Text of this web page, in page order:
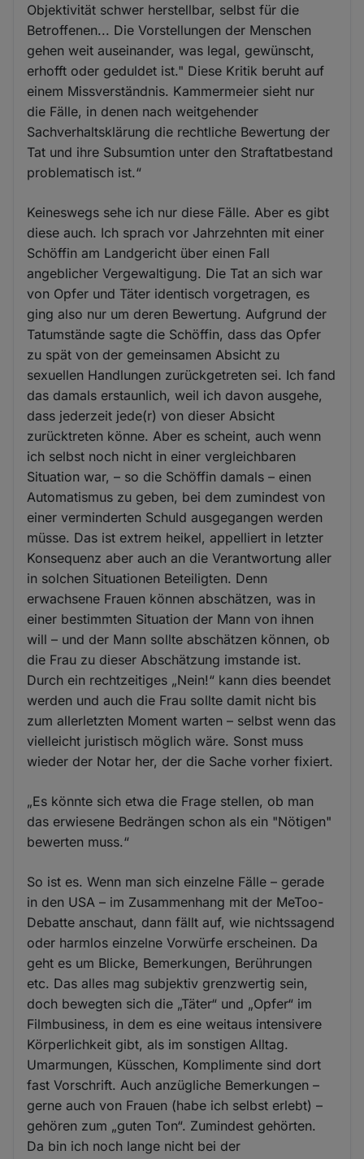
Objektivität schwer herstellbar, selbst für die
Betroffenen... Die Vorstellungen der Menschen
gehen weit auseinander, was legal, gewünscht,
erhofft oder geduldet ist." Diese Kritik beruht auf
einem Missverständnis. Kammermeier sieht nur
die Fälle, in denen nach weitgehender
Sachverhaltsklärung die rechtliche Bewertung der
Tat und ihre Subsumtion unter den Straftatbestand
problematisch ist.“
Keineswegs sehe ich nur diese Fälle. Aber es gibt
diese auch. Ich sprach vor Jahrzehnten mit einer
Schöffin am Landgericht über einen Fall
angeblicher Vergewaltigung. Die Tat an sich war
von Opfer und Täter identisch vorgetragen, es
ging also nur um deren Bewertung. Aufgrund der
Tatumstände sagte die Schöffin, dass das Opfer
zu spät von der gemeinsamen Absicht zu
sexuellen Handlungen zurückgetreten sei. Ich fand
das damals erstaunlich, weil ich davon ausgehe,
dass jederzeit jede(r) von dieser Absicht
zurücktreten könne. Aber es scheint, auch wenn
ich selbst noch nicht in einer vergleichbaren
Situation war, – so die Schöffin damals – einen
Automatismus zu geben, bei dem zumindest von
einer verminderten Schuld ausgegangen werden
müsse. Das ist extrem heikel, appelliert in letzter
Konsequenz aber auch an die Verantwortung aller
in solchen Situationen Beteiligten. Denn
erwachsene Frauen können abschätzen, was in
einer bestimmten Situation der Mann von ihnen
will – und der Mann sollte abschätzen können, ob
die Frau zu dieser Abschätzung imstande ist.
Durch ein rechtzeitiges „Nein!“ kann dies beendet
werden und auch die Frau sollte damit nicht bis
zum allerletzten Moment warten – selbst wenn das
vielleicht juristisch möglich wäre. Sonst muss
wieder der Notar her, der die Sache vorher fixiert.
„Es könnte sich etwa die Frage stellen, ob man
das erwiesene Bedrängen schon als ein "Nötigen"
bewerten muss.“
So ist es. Wenn man sich einzelne Fälle – gerade
in den USA – im Zusammenhang mit der MeToo-
Debatte anschaut, dann fällt auf, wie nichtssagend
oder harmlos einzelne Vorwürfe erscheinen. Da
geht es um Blicke, Bemerkungen, Berührungen
etc. Das alles mag subjektiv grenzwertig sein,
doch bewegten sich die „Täter“ und „Opfer“ im
Filmbusiness, in dem es eine weitaus intensivere
Körperlichkeit gibt, als im sonstigen Alltag.
Umarmungen, Küsschen, Komplimente sind dort
fast Vorschrift. Auch anzügliche Bemerkungen –
gerne auch von Frauen (habe ich selbst erlebt) –
gehören zum „guten Ton“. Zumindest gehörten.
Da bin ich noch lange nicht bei der